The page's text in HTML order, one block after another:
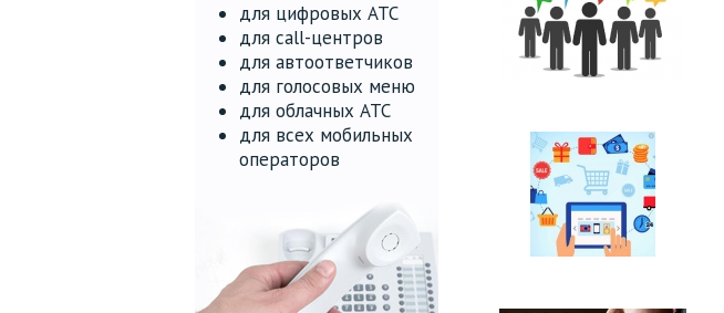
для цифровых АТС
для call-центров
для автоответчиков
для голосовых меню
для облачных АТС
для всех мобильных
операторов